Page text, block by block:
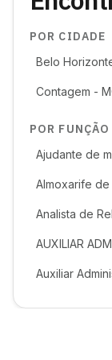
POR CIDADE
Belo
Contagem -
POR FUNÇÃO
Ajudante de
Almoxarife de
Analista de
AUXILIAR
Auxiliar